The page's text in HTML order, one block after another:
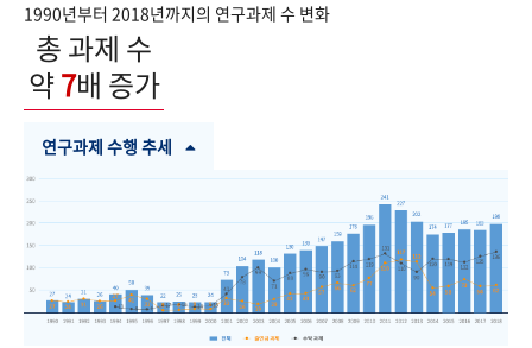
1990년부터 2018년까지의 연구과제 수 변화
총 과제 수
약7배 증가
연구과제 수행 추세